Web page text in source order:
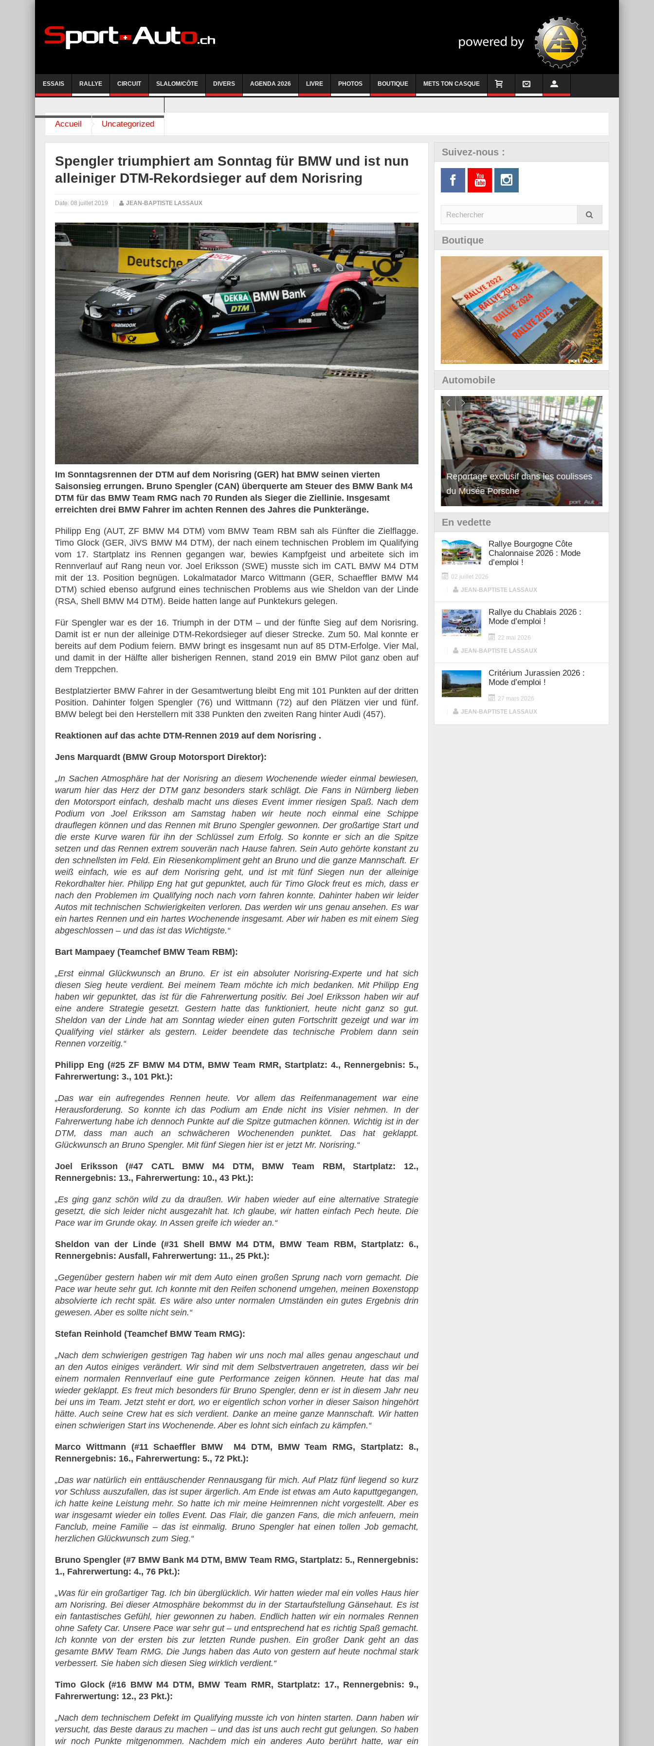
ESSAIS RALLYE CIRCUIT SLALOM/CÔTE DIVERS AGENDA 2026 LIVRE PHOTOS BOUTIQUE METS TON CASQUE
Accueil Uncategorized
Spengler triumphiert am Sonntag für BMW und ist nun
alleiniger DTM-Rekordsieger auf dem Norisring
Date: 08 juillet 2019 JEAN-BAPTISTE LASSAUX
Im Sonntagsrennen der DTM auf dem Norisring (GER) hat BMW seinen vierten
Saisonsieg errungen. Bruno Spengler (CAN) überquerte am Steuer des BMW Bank M4
DTM für das BMW Team RMG nach 70 Runden als Sieger die Ziellinie. Insgesamt
erreichten drei BMW Fahrer im achten Rennen des Jahres die Punkteränge.
Philipp Eng (AUT, ZF BMW M4 DTM) vom BMW Team RBM sah als Fünfter die Zielflagge.
Timo Glock (GER, JiVS BMW M4 DTM), der nach einem technischen Problem im Qualifying
vom 17. Startplatz ins Rennen gegangen war, bewies Kampfgeist und arbeitete sich im
Rennverlauf auf Rang neun vor. Joel Eriksson (SWE) musste sich im CATL BMW M4 DTM
mit der 13. Position begnügen. Lokalmatador Marco Wittmann (GER, Schaeffler BMW M4
DTM) schied ebenso aufgrund eines technischen Problems aus wie Sheldon van der Linde
(RSA, Shell BMW M4 DTM). Beide hatten lange auf Punktekurs gelegen.
Für Spengler war es der 16. Triumph in der DTM – und der fünfte Sieg auf dem Norisring.
Damit ist er nun der alleinige DTM-Rekordsieger auf dieser Strecke. Zum 50. Mal konnte er
bereits auf dem Podium feiern. BMW bringt es insgesamt nun auf 85 DTM-Erfolge. Vier Mal,
und damit in der Hälfte aller bisherigen Rennen, stand 2019 ein BMW Pilot ganz oben auf
dem Treppchen.
Bestplatzierter BMW Fahrer in der Gesamtwertung bleibt Eng mit 101 Punkten auf der dritten
Position. Dahinter folgen Spengler (76) und Wittmann (72) auf den Plätzen vier und fünf.
BMW belegt bei den Herstellern mit 338 Punkten den zweiten Rang hinter Audi (457).
Reaktionen auf das achte DTM-Rennen 2019 auf dem Norisring .
Jens Marquardt (BMW Group Motorsport Direktor):
„In Sachen Atmosphäre hat der Norisring an diesem Wochenende wieder einmal bewiesen,
warum hier das Herz der DTM ganz besonders stark schlägt. Die Fans in Nürnberg lieben
den Motorsport einfach, deshalb macht uns dieses Event immer riesigen Spaß. Nach dem
Podium von Joel Eriksson am Samstag haben wir heute noch einmal eine Schippe
drauflegen können und das Rennen mit Bruno Spengler gewonnen. Der großartige Start und
die erste Kurve waren für ihn der Schlüssel zum Erfolg. So konnte er sich an die Spitze
setzen und das Rennen extrem souverän nach Hause fahren. Sein Auto gehörte konstant zu
den schnellsten im Feld. Ein Riesenkompliment geht an Bruno und die ganze Mannschaft. Er
weiß einfach, wie es auf dem Norisring geht, und ist mit fünf Siegen nun der alleinige
Rekordhalter hier. Philipp Eng hat gut gepunktet, auch für Timo Glock freut es mich, dass er
nach den Problemen im Qualifying noch nach vorn fahren konnte. Dahinter haben wir leider
Autos mit technischen Schwierigkeiten verloren. Das werden wir uns genau ansehen. Es war
ein hartes Rennen und ein hartes Wochenende insgesamt. Aber wir haben es mit einem Sieg
abgeschlossen – und das ist das Wichtigste.“
Bart Mampaey (Teamchef BMW Team RBM):
„Erst einmal Glückwunsch an Bruno. Er ist ein absoluter Norisring-Experte und hat sich
diesen Sieg heute verdient. Bei meinem Team möchte ich mich bedanken. Mit Philipp Eng
haben wir gepunktet, das ist für die Fahrerwertung positiv. Bei Joel Eriksson haben wir auf
eine andere Strategie gesetzt. Gestern hatte das funktioniert, heute nicht ganz so gut.
Sheldon van der Linde hat am Sonntag wieder einen guten Fortschritt gezeigt und war im
Qualifying viel stärker als gestern. Leider beendete das technische Problem dann sein
Rennen vorzeitig.“
Philipp Eng (#25 ZF BMW M4 DTM, BMW Team RMR, Startplatz: 4., Rennergebnis: 5.,
Fahrerwertung: 3., 101 Pkt.):
„Das war ein aufregendes Rennen heute. Vor allem das Reifenmanagement war eine
Herausforderung. So konnte ich das Podium am Ende nicht ins Visier nehmen. In der
Fahrerwertung habe ich dennoch Punkte auf die Spitze gutmachen können. Wichtig ist in der
DTM, dass man auch an schwächeren Wochenenden punktet. Das hat geklappt.
Glückwunsch an Bruno Spengler. Mit fünf Siegen hier ist er jetzt Mr. Norisring.“
Joel Eriksson (#47 CATL BMW M4 DTM, BMW Team RBM, Startplatz: 12.,
Rennergebnis: 13., Fahrerwertung: 10., 43 Pkt.):
„Es ging ganz schön wild zu da draußen. Wir haben wieder auf eine alternative Strategie
gesetzt, die sich leider nicht ausgezahlt hat. Ich glaube, wir hatten einfach Pech heute. Die
Pace war im Grunde okay. In Assen greife ich wieder an.“
Sheldon van der Linde (#31 Shell BMW M4 DTM, BMW Team RBM, Startplatz: 6.,
Rennergebnis: Ausfall, Fahrerwertung: 11., 25 Pkt.):
„Gegenüber gestern haben wir mit dem Auto einen großen Sprung nach vorn gemacht. Die
Pace war heute sehr gut. Ich konnte mit den Reifen schonend umgehen, meinen Boxenstopp
absolvierte ich recht spät. Es wäre also unter normalen Umständen ein gutes Ergebnis drin
gewesen. Aber es sollte nicht sein.“
Stefan Reinhold (Teamchef BMW Team RMG):
„Nach dem schwierigen gestrigen Tag haben wir uns noch mal alles genau angeschaut und
an den Autos einiges verändert. Wir sind mit dem Selbstvertrauen angetreten, dass wir bei
einem normalen Rennverlauf eine gute Performance zeigen können. Heute hat das mal
wieder geklappt. Es freut mich besonders für Bruno Spengler, denn er ist in diesem Jahr neu
bei uns im Team. Jetzt steht er dort, wo er eigentlich schon vorher in dieser Saison hingehört
hätte. Auch seine Crew hat es sich verdient. Danke an meine ganze Mannschaft. Wir hatten
einen schwierigen Start ins Wochenende. Aber es lohnt sich einfach zu kämpfen.“
Marco Wittmann (#11 Schaeffler BMW M4 DTM, BMW Team RMG, Startplatz: 8.,
Rennergebnis: 16., Fahrerwertung: 5., 72 Pkt.):
„Das war natürlich ein enttäuschender Rennausgang für mich. Auf Platz fünf liegend so kurz
vor Schluss auszufallen, das ist super ärgerlich. Am Ende ist etwas am Auto kaputtgegangen,
ich hatte keine Leistung mehr. So hatte ich mir meine Heimrennen nicht vorgestellt. Aber es
war insgesamt wieder ein tolles Event. Das Flair, die ganzen Fans, die mich anfeuern, mein
Fanclub, meine Familie – das ist einmalig. Bruno Spengler hat einen tollen Job gemacht,
herzlichen Glückwunsch zum Sieg.“
Bruno Spengler (#7 BMW Bank M4 DTM, BMW Team RMG, Startplatz: 5., Rennergebnis:
1., Fahrerwertung: 4., 76 Pkt.):
„Was für ein großartiger Tag. Ich bin überglücklich. Wir hatten wieder mal ein volles Haus hier
am Norisring. Bei dieser Atmosphäre bekommst du in der Startaufstellung Gänsehaut. Es ist
ein fantastisches Gefühl, hier gewonnen zu haben. Endlich hatten wir ein normales Rennen
ohne Safety Car. Unsere Pace war sehr gut – und entsprechend hat es richtig Spaß gemacht.
Ich konnte von der ersten bis zur letzten Runde pushen. Ein großer Dank geht an das
gesamte BMW Team RMG. Die Jungs haben das Auto von gestern auf heute nochmal stark
verbessert. Sie haben sich diesen Sieg wirklich verdient.“
Timo Glock (#16 BMW M4 DTM, BMW Team RMR, Startplatz: 17., Rennergebnis: 9.,
Fahrerwertung: 12., 23 Pkt.):
„Nach dem technischem Defekt im Qualifying musste ich von hinten starten. Dann haben wir
versucht, das Beste daraus zu machen – und das ist uns auch recht gut gelungen. So haben
wir noch Punkte mitgenommen. Nachdem mich ein anderes Auto berührt hatte, war ein
Suivez-nous :
Boutique
Automobile
Essai – Morgan Supersport
Reportage exclusif dans les coulisses
du Musée Porsche
Découverte de la nouvelle Ferrari
12Cilindri Manuale
En vedette
Rallye Bourgogne Côte
Chalonnaise 2026 : Mode
d’emploi !
02 juillet 2026
JEAN-BAPTISTE LASSAUX
Rallye du Chablais 2026 :
Mode d’emploi !
22 mai 2026
JEAN-BAPTISTE LASSAUX
Critérium Jurassien 2026 :
Mode d’emploi !
27 mars 2026
JEAN-BAPTISTE LASSAUX